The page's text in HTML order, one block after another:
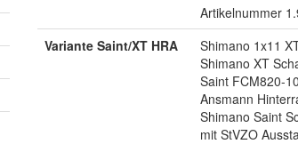
Artikelnummer
Variante Saint/XT HRA
Shimano 1x11
Shimano XT
Saint FCM820-
Ansmann
Shimano Saint
mit StVZO